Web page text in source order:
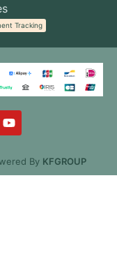
Tracking
By KFGROUP